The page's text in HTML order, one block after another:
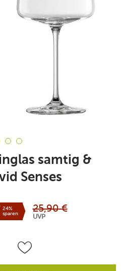
samtig &
Senses
24%
sparen
25,90 €
UVP